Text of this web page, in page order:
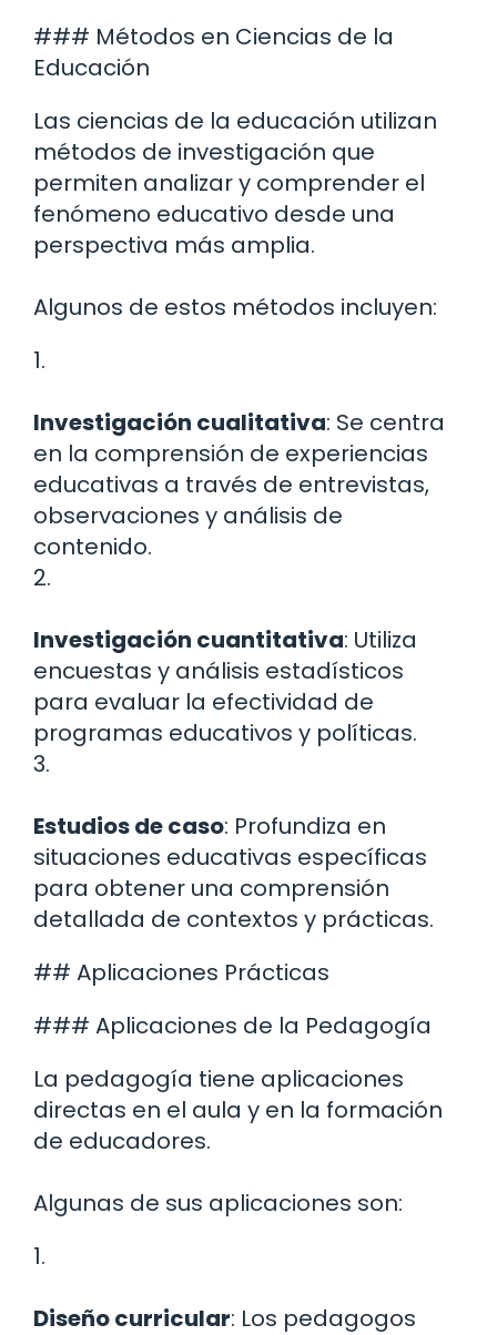
### Métodos en Ciencias de la
Educación
Las ciencias de la educación utilizan
métodos de investigación que
permiten analizar y comprender el
fenómeno educativo desde una
perspectiva más amplia.
Algunos de estos métodos incluyen:
1.
Investigación cualitativa: Se centra
en la comprensión de experiencias
educativas a través de entrevistas,
observaciones y análisis de
contenido.
2.
Investigación cuantitativa: Utiliza
encuestas y análisis estadísticos
para evaluar la efectividad de
programas educativos y políticas.
3.
Estudios de caso: Profundiza en
situaciones educativas específicas
para obtener una comprensión
detallada de contextos y prácticas.
## Aplicaciones Prácticas
### Aplicaciones de la Pedagogía
La pedagogía tiene aplicaciones
directas en el aula y en la formación
de educadores.
Algunas de sus aplicaciones son:
1.
Diseño curricular: Los pedagogos